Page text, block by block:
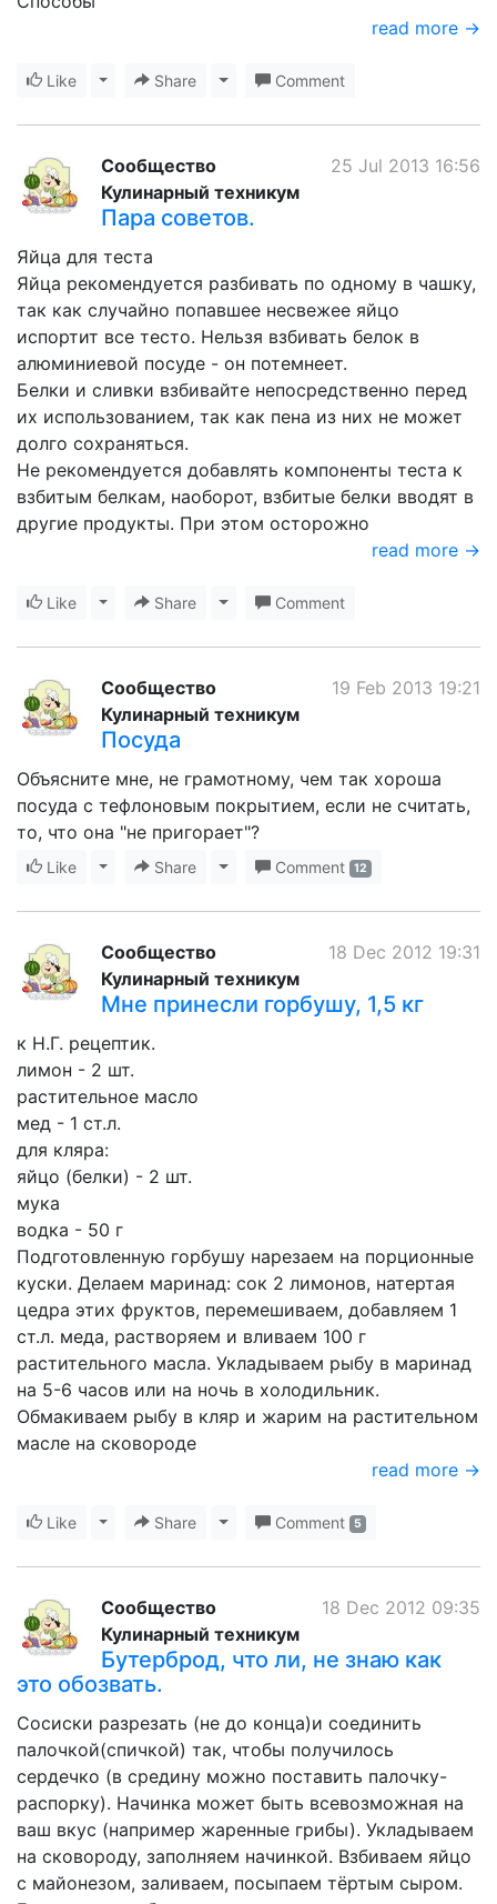
read more →
Like Toggle Dropdown
Share Toggle Dropdown
Comment
25 Jul 2013 16:56
Сообщество
Кулинарный техникум
Пара советов.
Яйца для теста
Яйца рекомендуется разбивать по одному в чашку,
так как случайно попавшее несвежее яйцо
испортит все тесто. Нельзя взбивать белок в
алюминиевой посуде - он потемнеет.
Белки и сливки взбивайте непосредственно перед
их использованием, так как пена из них не может
долго сохраняться.
Не рекомендуется добавлять компоненты теста к
взбитым белкам, наоборот, взбитые белки вводят в
другие продукты. При этом осторожно
read more →
Like Toggle Dropdown
Share Toggle Dropdown
Comment
19 Feb 2013 19:21
Сообщество
Кулинарный техникум
Посуда
Объясните мне, не грамотному, чем так хороша
посуда с тефлоновым покрытием, если не считать,
то, что она "не пригорает"?
Like Toggle Dropdown
Share Toggle Dropdown
Comment 12
18 Dec 2012 19:31
Сообщество
Кулинарный техникум
Мне принесли горбушу, 1,5 кг
к Н.Г. рецептик.
лимон - 2 шт.
растительное масло
мед - 1 ст.л.
для кляра:
яйцо (белки) - 2 шт.
мука
водка - 50 г
Подготовленную горбушу нарезаем на порционные
куски. Делаем маринад: сок 2 лимонов, натертая
цедра этих фруктов, перемешиваем, добавляем 1
ст.л. меда, растворяем и вливаем 100 г
растительного масла. Укладываем рыбу в маринад
на 5-6 часов или на ночь в холодильник.
Обмакиваем рыбу в кляр и жарим на растительном
масле на сковороде
read more →
Like Toggle Dropdown
Share Toggle Dropdown
Comment 5
18 Dec 2012 09:35
Сообщество
Кулинарный техникум
Бутерброд, что ли, не знаю как
это обозвать.
Сосиски разрезать (не до конца)и соединить
палочкой(спичкой) так, чтобы получилось
сердечко (в средину можно поставить палочку-
распорку). Начинка может быть всевозможная на
ваш вкус (например жаренные грибы). Укладываем
на сковороду, заполняем начинкой. Взбиваем яйцо
с майонезом, заливаем, посыпаем тёртым сыром.